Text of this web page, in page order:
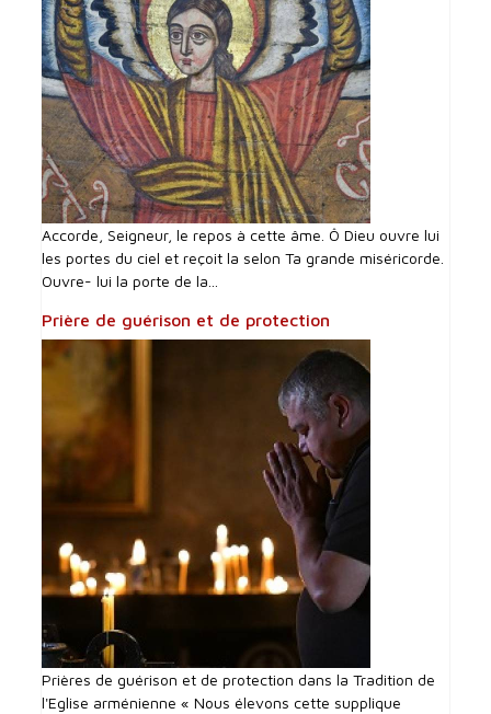
Accorde, Seigneur, le repos à cette âme. Ô Dieu ouvre lui
les portes du ciel et reçoit la selon Ta grande miséricorde.
Ouvre- lui la porte de la...
Prière de guérison et de protection
Prières de guérison et de protection dans la Tradition de
l'Eglise arménienne « Nous élevons cette supplique